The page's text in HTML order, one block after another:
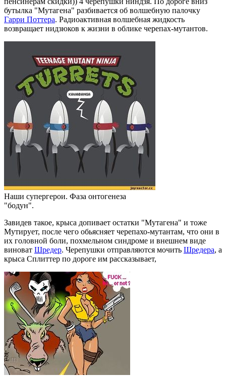
бутылка "Мутагена" разбивается об волшебную палочку
Гарри Поттерa. Радиоактивная волшебная жидкость
возвращает нидзюков к жизни в облике черепах-мутантов.
Наши супергерои. Фаза онтогенеза
"бодун".
Завидев такое, крыса допивает остатки "Мутагена" и тоже
Мутирует, после чего обьясняет черепахо-мутантам, что они в
их головной боли, похмельном синдроме и внешнем виде
виноват Шредер. Черепушки отправляются мочить Шредера, а
крыса Сплиттер по дороге им рассказывает,